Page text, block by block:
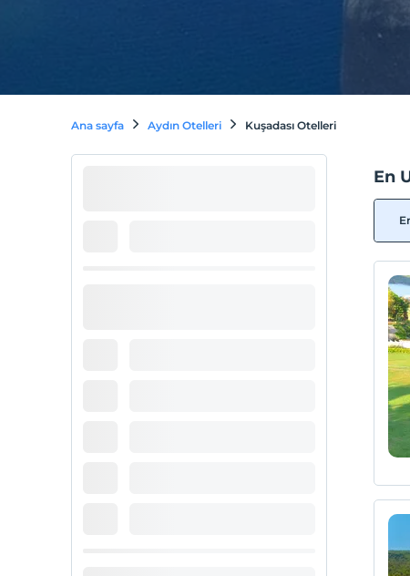
Ana sayfa Aydın Otelleri Kuşadası Otelleri
En